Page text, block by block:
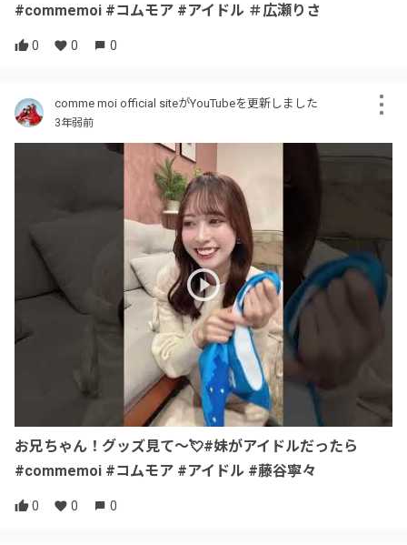
#commemoi #コムモア #アイドル ＃広瀬りさ
0 0 0
comme moi official siteがYouTubeを更新しました
3年弱前
お兄ちゃん！グッズ見て〜💘#妹がアイドルだったら
#commemoi #コムモア #アイドル #藤谷寧々
0 0 0